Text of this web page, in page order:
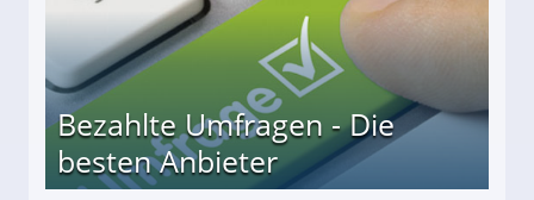
Bezahlte Umfragen - Die
besten Anbieter